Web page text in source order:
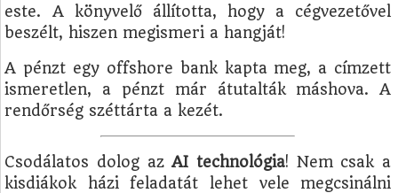
este. A könyvelő állította, hogy a cégvezetővel
beszélt, hiszen megismeri a hangját!
A pénzt egy offshore bank kapta meg, a címzett
ismeretlen, a pénzt már átutalták máshova. A
rendőrség széttárta a kezét.
Csodálatos dolog azAI technológia! Nem csak a
kisdiákok házi feladatát lehet vele megcsinálni